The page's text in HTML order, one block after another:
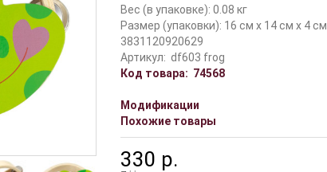
Вес (в упаковке): 0.08 кг
Размер (упаковки): 16 см x 14 см x 4 см
3831120920629
Артикул: df603 frog
Код товара: 74568
Модификации
Похожие товары
330 р.